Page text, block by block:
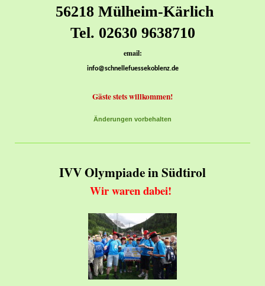
56218 Mülheim-Kärlich
Tel. 02630 9638710
email:
info@schnellefuessekoblenz.de
Gäste stets willkommen!
Änderungen vorbehalten
IVV Olympiade in Südtirol
Wir waren dabei!